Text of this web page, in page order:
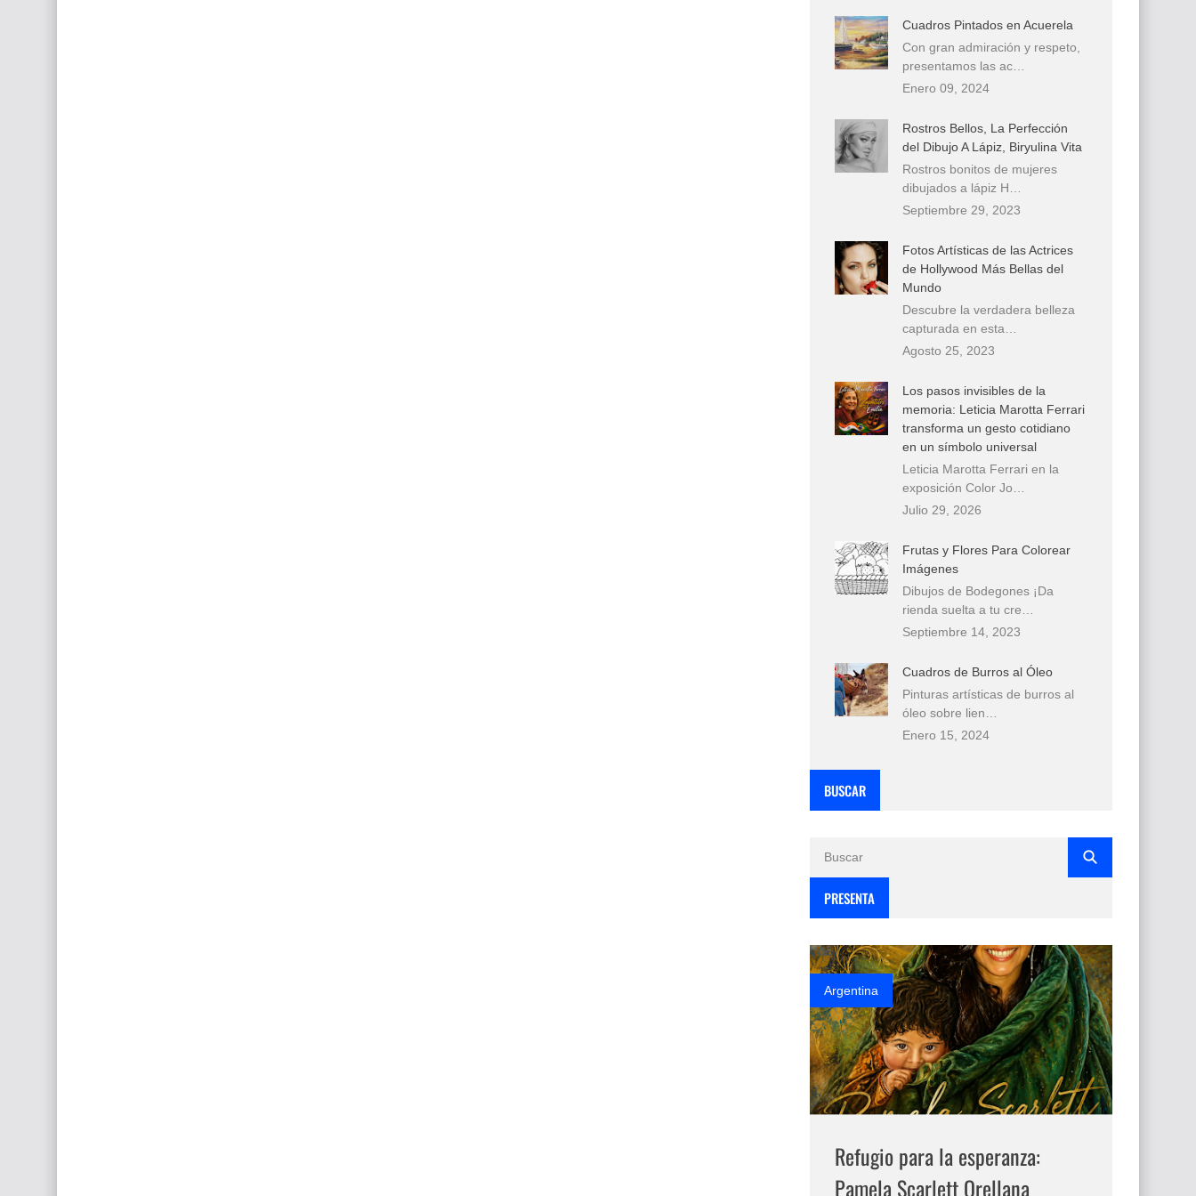
Cuadros Pintados en Acuerela
Con gran admiración y respeto,
presentamos las ac…
Enero 09, 2024
Rostros Bellos, La Perfección
del Dibujo A Lápiz, Biryulina Vita
Rostros bonitos de mujeres
dibujados a lápiz H…
Septiembre 29, 2023
Fotos Artísticas de las Actrices
de Hollywood Más Bellas del
Mundo
Descubre la verdadera belleza
capturada en esta…
Agosto 25, 2023
Los pasos invisibles de la
memoria: Leticia Marotta Ferrari
transforma un gesto cotidiano
en un símbolo universal
Leticia Marotta Ferrari en la
exposición Color Jo…
Julio 29, 2026
Frutas y Flores Para Colorear
Imágenes
Dibujos de Bodegones ¡Da
rienda suelta a tu cre…
Septiembre 14, 2023
Cuadros de Burros al Óleo
Pinturas artísticas de burros al
óleo sobre lien…
Enero 15, 2024
BUSCAR
PRESENTA
Argentina
Refugio para la esperanza:
Pamela Scarlett Orellana